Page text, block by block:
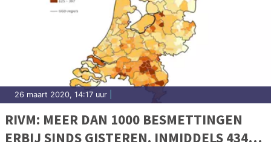
26 maart 2020, 14:17 uur
RIVM: MEER DAN 1000 BESMETTINGEN
ERBIJ SINDS GISTEREN, INMIDDELS 434